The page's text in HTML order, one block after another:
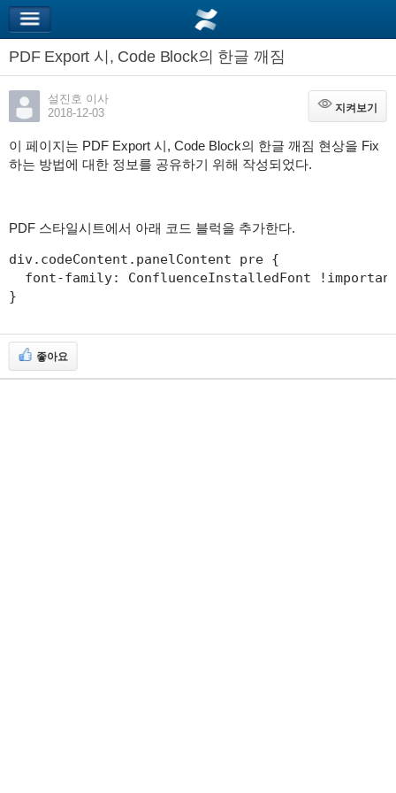
PDF Export 시, Code Block의 한글 깨짐
설진호 이사
2018-12-03
지켜보기
지켜보기
이 페이지는 PDF Export 시, Code Block의 한글 깨짐 현상을 Fix
하는 방법에 대한 정보를 공유하기 위해 작성되었다.
PDF 스타일시트에서 아래 코드 블럭을 추가한다.
div.codeContent.panelContent pre {
font-family: ConfluenceInstalledFont
}
좋아요